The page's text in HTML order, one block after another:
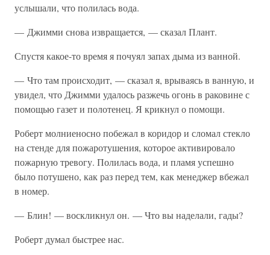
услышали, что полилась вода.
— Джимми снова извращается, — сказал Плант.
Спустя какое-то время я почуял запах дыма из ванной.
— Что там происходит, — сказал я, врываясь в ванную, и
увидел, что Джимми удалось разжечь огонь в раковине с
помощью газет и полотенец. Я крикнул о помощи.
Роберт молниеносно побежал в коридор и сломал стекло
на стенде для пожаротушения, которое активировало
пожарную тревогу. Полилась вода, и пламя успешно
было потушено, как раз перед тем, как менеджер вбежал
в номер.
— Блин! — воскликнул он. — Что вы наделали, гады?
Роберт думал быстрее нас.